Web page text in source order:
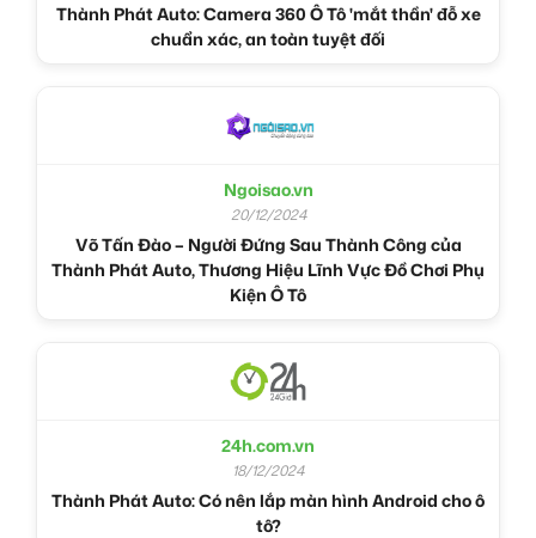
Thành Phát Auto: Camera 360 Ô Tô 'mắt thần' đỗ xe
chuẩn xác, an toàn tuyệt đối
Ngoisao.vn
20/12/2024
Võ Tấn Đào – Người Đứng Sau Thành Công của
Thành Phát Auto, Thương Hiệu Lĩnh Vực Đồ Chơi Phụ
Kiện Ô Tô
24h.com.vn
18/12/2024
Thành Phát Auto: Có nên lắp màn hình Android cho ô
tô?